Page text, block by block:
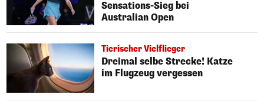
Sensations-Sieg bei
Australian Open
Tierischer Vielflieger
Dreimal selbe Strecke! Katze
im Flugzeug vergessen